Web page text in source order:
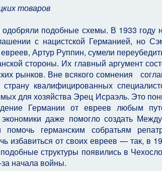
товаров
одобряли подобные схемы. В 1933 году
с нацистской Германией, но
Артур Руппин, сумели
стороны. Их главный аргумент
рынков. Вне всякого сомнения
квалифицированных
для хозяйства Эрец Исраэль. Это
Германии от евреев любым
даже помогло создать
германским собратьям
избавиться от своих евреев — так, в
структуры появились в
начала войны.